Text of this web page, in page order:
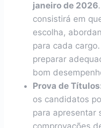
janeiro de 2026
consistirá em
escolha,
para cada
preparar
bom
Prova de
os candidatos
para apresentar
comprovações